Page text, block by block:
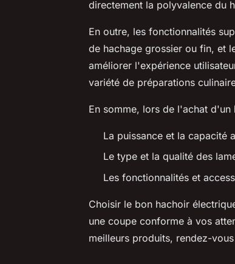
directement la polyvalence du
En outre, les fonctionnalités
de hachage grossier ou fin, et
améliorer l'expérience
variété de préparations
En somme, lors de l'achat
La puissance et la capacité
Le type et la qualité des
Les fonctionnalités et
Choisir le bon hachoir
une coupe conforme à vos
meilleurs produits, rendez-